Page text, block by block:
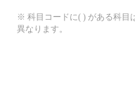
※ 科目コードに( ) がある科目
異なります。